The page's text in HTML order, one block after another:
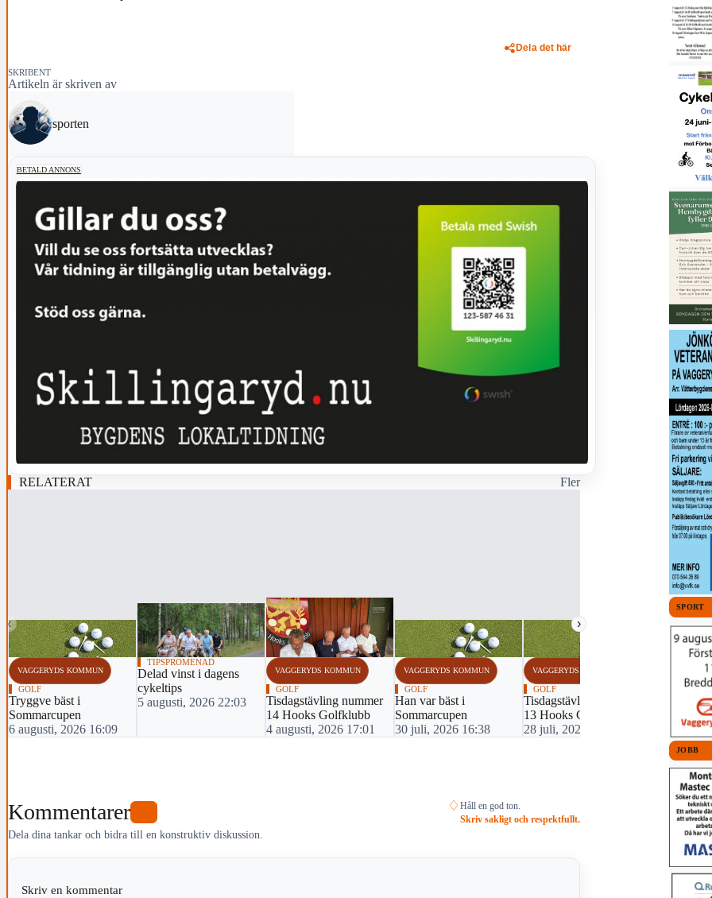
Dela det här
SKRIBENT
Artikeln är skriven av
sporten
BETALD ANNONS
RELATERAT Fler
‹ ›
VAGGERYDS KOMMUN
GOLF
Tryggve bäst i
Sommarcupen
6 augusti, 2026 16:09
TIPSPROMENAD
Delad vinst i dagens
cykeltips
5 augusti, 2026 22:03
VAGGERYDS KOMMUN
GOLF
Tisdagstävling nummer
14 Hooks Golfklubb
4 augusti, 2026 17:01
VAGGERYDS KOMMUN
GOLF
Han var bäst i
Sommarcupen
30 juli, 2026 16:38
VAGGERYDS KOMMUN
GOLF
Tisdagstävling nummer
13 Hooks GK
28 juli, 2026 17:59
VAGGERYDS
GOLF
Tre i topp
sommarcup
23 juli,
Kommentarer
Dela dina tankar och bidra till en konstruktiv diskussion.
♢ Håll en god ton.
Skriv sakligt och respektfullt.
Skriv en kommentar
SPORT
JOBB